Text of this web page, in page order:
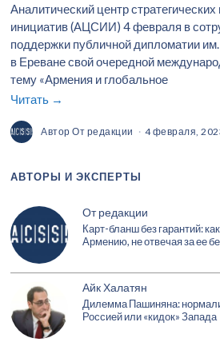
Аналитический центр
инициатив (АЦСИИ) 4 февраля в
поддержки публичной дипломатии
в Ереване свой очередной
тему «Армения и глобальное
Читать →
АвторОт редакции 4 февраля,
АВТОРЫ И ЭКСПЕРТЫ
От редакции
Карт-бланш без гарантий:
Армению, не отвечая за ее
Айк Халатян
Дилемма Пашиняна:
Россией или «кидок» Запада